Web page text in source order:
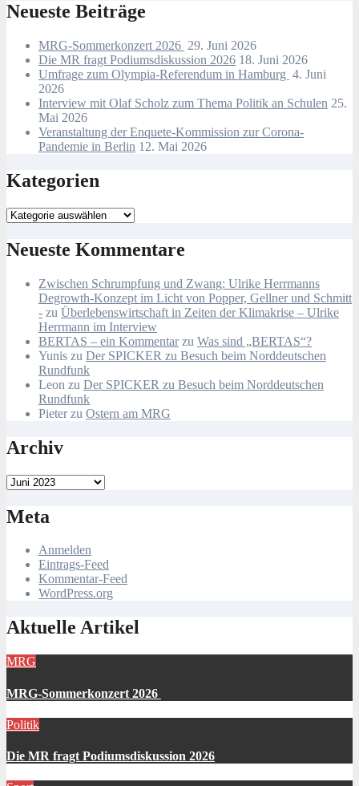
Neueste Beiträge
MRG-Sommerkonzert 2026 29. Juni 2026
Die MR fragt Podiumsdiskussion 2026 18. Juni 2026
Umfrage zum Olympia-Referendum in Hamburg 4. Juni
2026
Interview mit Olaf Scholz zum Thema Politik an Schulen 25.
Mai 2026
Veranstaltung der Enquete-Kommission zur Corona-
Pandemie in Berlin 12. Mai 2026
Kategorien
Kategorien
Neueste Kommentare
Zwischen Schrumpfung und Zwang: Ulrike Herrmanns
Degrowth-Konzept im Licht von Popper, Gellner und Schmitt
- zu Überlebenswirtschaft in Zeiten der Klimakrise – Ulrike
Herrmann im Interview
BERTAS – ein Kommentarzu Was sind „BERTAS“?
Yunis zu Der SPICKER zu Besuch beim Norddeutschen
Rundfunk
Leon zu Der SPICKER zu Besuch beim Norddeutschen
Rundfunk
Pieterzu Ostern am MRG
Archiv
Archiv
Meta
Anmelden
Eintrags-Feed
Kommentar-Feed
WordPress.org
Aktuelle Artikel
MRG
MRG-Sommerkonzert 2026
Politik
Die MR fragt Podiumsdiskussion 2026